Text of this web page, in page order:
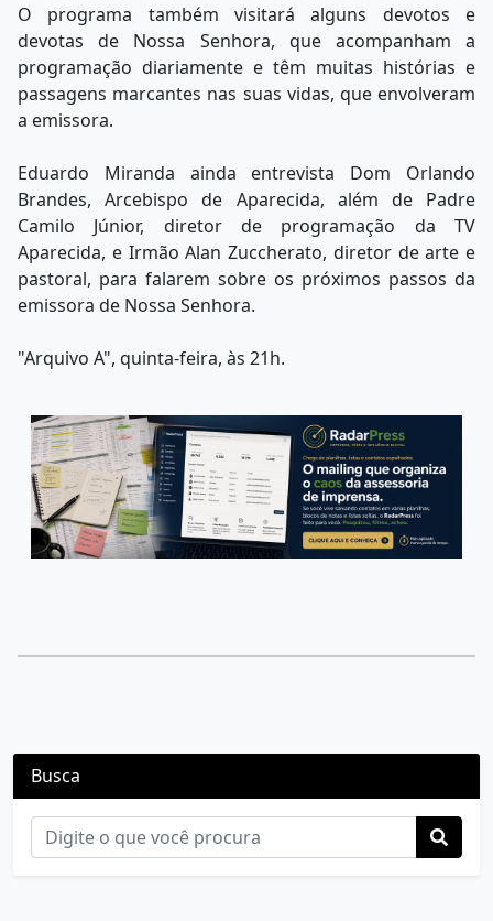
O programa também visitará alguns devotos e
devotas de Nossa Senhora, que acompanham a
programação diariamente e têm muitas histórias e
passagens marcantes nas suas vidas, que envolveram
a emissora.
Eduardo Miranda ainda entrevista Dom Orlando
Brandes, Arcebispo de Aparecida, além de Padre
Camilo Júnior, diretor de programação da TV
Aparecida, e Irmão Alan Zuccherato, diretor de arte e
pastoral, para falarem sobre os próximos passos da
emissora de Nossa Senhora.
"Arquivo A", quinta-feira, às 21h.
Busca